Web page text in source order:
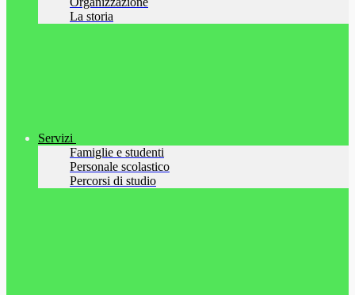
La storia
Servizi
Famiglie e studenti
Personale scolastico
Percorsi di studio